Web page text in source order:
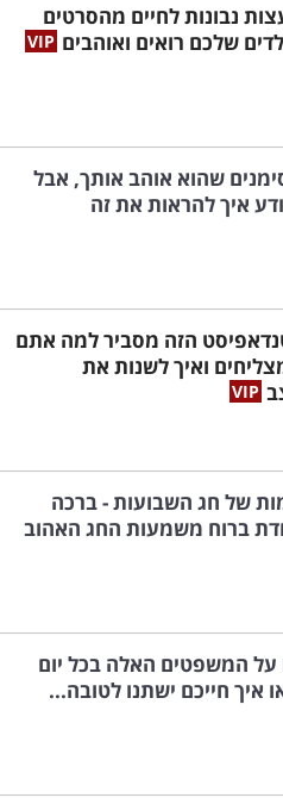
עצות נבונות לחיים מהסרטים
שלכם רואים ואוהבים
סימנים שהוא אוהב אותך, אבל
איך להראות את זה
הזה מסביר למה אתם
ואיך לשנות את
של חג השבועות - ברכה
ברוח משמעות החג האהוב
על המשפטים האלה בכל יום
איך חייכם ישתנו לטובה...